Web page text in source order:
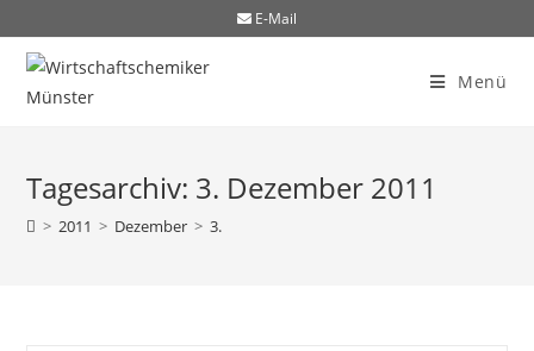
E-Mail
Menü
Tagesarchiv: 3. Dezember 2011
> 2011 > Dezember > 3.